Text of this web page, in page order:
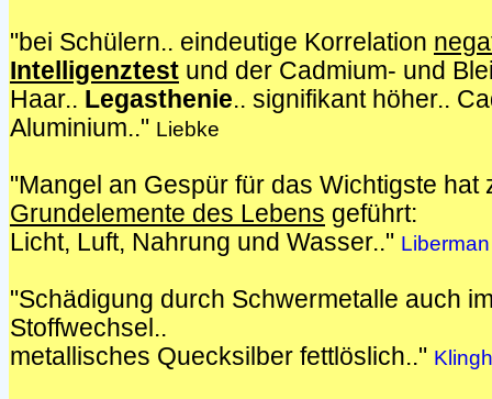
"bei Schülern.. eindeutige Korrelation
Intelligenztest und der Cadmium- und
Haar.. Legasthenie.. signifikant höher..
Aluminium.." Liebke
"Mangel an Gespür für das Wichtigste hat
Grundelemente des Lebens geführt:
Licht, Luft, Nahrung und Wasser.."
"Schädigung durch Schwermetalle auch
Stoffwechsel..
metallisches Quecksilber fettlöslich.."